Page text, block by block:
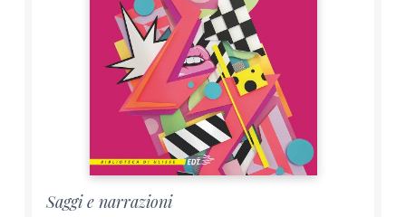
Saggi e narrazioni